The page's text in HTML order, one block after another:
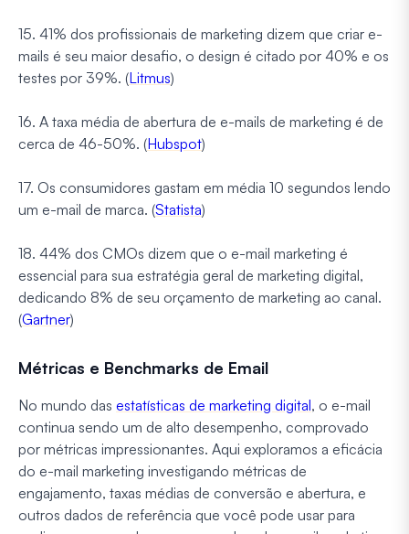
15. 41% dos profissionais de marketing dizem que criar e-
mails é seu maior desafio, o design é citado por 40% e os
testes por 39%. (Litmus)
16. A taxa média de abertura de e-mails de marketing é de
cerca de 46-50%. (Hubspot)
17. Os consumidores gastam em média 10 segundos lendo
um e-mail de marca. (Statista)
18. 44% dos CMOs dizem que o e-mail marketing é
essencial para sua estratégia geral de marketing digital,
dedicando 8% de seu orçamento de marketing ao canal.
(Gartner)
Métricas e Benchmarks de Email
No mundo das estatísticas de marketing digital, o e-mail
continua sendo um de alto desempenho, comprovado
por métricas impressionantes. Aqui exploramos a eficácia
do e-mail marketing investigando métricas de
engajamento, taxas médias de conversão e abertura, e
outros dados de referência que você pode usar para